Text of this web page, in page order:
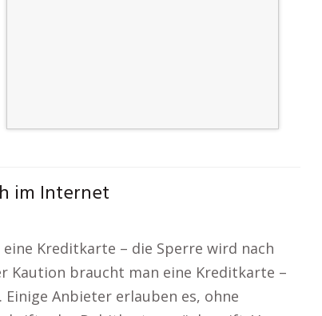
im Internet
Kreditkarte – die Sperre wird nach
Kaution braucht man eine Kreditkarte –
Anbieter erlauben es, ohne